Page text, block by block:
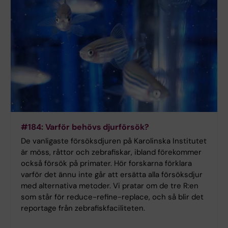
#184: Varför behövs djurförsök?
De vanligaste försöksdjuren på Karolinska Institutet
är möss, råttor och zebrafiskar, ibland förekommer
också försök på primater. Hör forskarna förklara
varför det ännu inte går att ersätta alla försöksdjur
med alternativa metoder. Vi pratar om de tre R:en
som står för reduce-refine-replace, och så blir det
reportage från zebrafiskfaciliteten.